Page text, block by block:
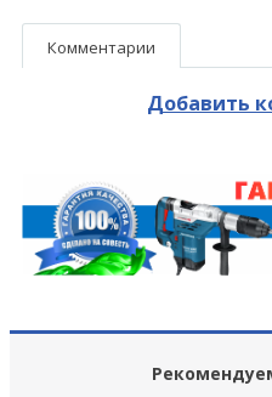
Комментарии
Добавить